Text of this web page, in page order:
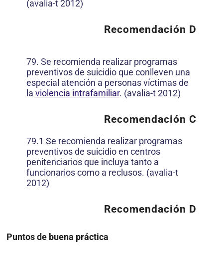
(avalia-t 2012)
Recomendación D
79. Se recomienda realizar programas
preventivos de suicidio que conlleven una
especial atención a personas víctimas de
la violencia intrafamiliar. (avalia-t 2012)
Recomendación C
79.1 Se recomienda realizar programas
preventivos de suicidio en centros
penitenciarios que incluya tanto a
funcionarios como a reclusos. (avalia-t
2012)
Recomendación D
Puntos de buena práctica